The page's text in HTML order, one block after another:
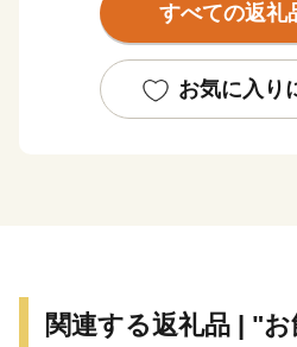
まちとしても知られています
すべての返礼
お気に入り
関連する返礼品 | "